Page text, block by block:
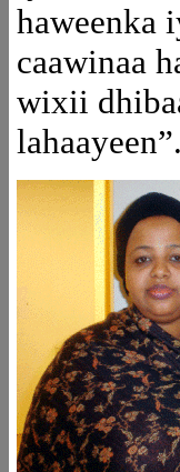
haweenka
caawinaa
wixii
lahaayeen”.